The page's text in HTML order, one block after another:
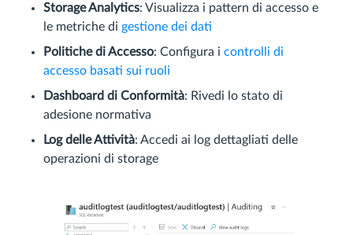
Storage Analytics: Visualizza i pattern di accesso e
le metriche di gestione dei dati
Politiche di Accesso: Configura i controlli di
accesso basati sui ruoli
Dashboard di Conformità: Rivedi lo stato di
adesione normativa
Log delle Attività: Accedi ai log dettagliati delle
operazioni di storage